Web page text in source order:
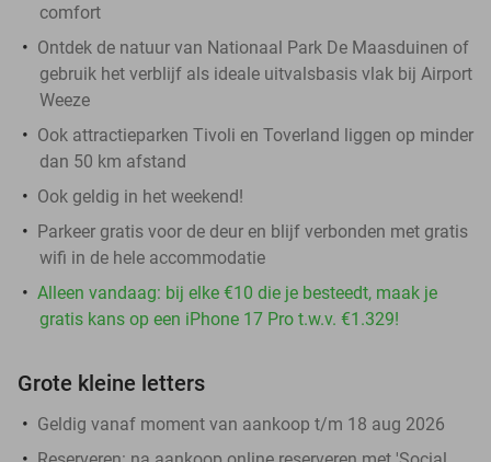
comfort
Ontdek de natuur van Nationaal Park De Maasduinen of
gebruik het verblijf als ideale uitvalsbasis vlak bij Airport
Weeze
Ook attractieparken Tivoli en Toverland liggen op minder
dan 50 km afstand
Ook geldig in het weekend!
Parkeer gratis voor de deur en blijf verbonden met gratis
wifi in de hele accommodatie
Alleen vandaag: bij elke €10 die je besteedt, maak je
gratis kans op een iPhone 17 Pro t.w.v. €1.329!
Grote kleine letters
Geldig vanaf moment van aankoop t/m 18 aug 2026